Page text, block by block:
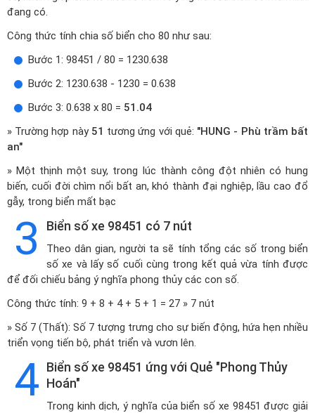
đang có.
Công thức tính chia số biển cho 80 như sau:
Bước 1: 98451 / 80 = 1230.638
Bước 2: 1230.638 - 1230 = 0.638
Bước 3: 0.638 x 80 = 51.04
» Trường hợp này 51 tương ứng với quẻ: "HUNG - Phù trầm bất
an"
» Một thịnh một suy, trong lúc thành công đột nhiên có hung
biến, cuối đời chìm nổi bất an, khó thành đại nghiệp, lầu cao đổ
gẫy, trong biển mất bạc
3 Biển số xe 98451 có 7 nút
Theo dân gian, người ta sẽ tính tổng các số trong biển
số xe và lấy số cuối cùng trong kết quả vừa tính được
để đối chiếu bảng ý nghĩa phong thủy các con số.
Công thức tính: 9 + 8 + 4 + 5 + 1 = 27 » 7 nút
» Số 7 (Thất): Số 7 tượng trưng cho sự biến động, hứa hẹn nhiều
triển vọng tiến bộ, phát triển và vươn lên.
4 Biển số xe 98451 ứng với Quẻ "Phong Thủy
Hoán"
Trong kinh dịch, ý nghĩa của biển số xe 98451 được giải